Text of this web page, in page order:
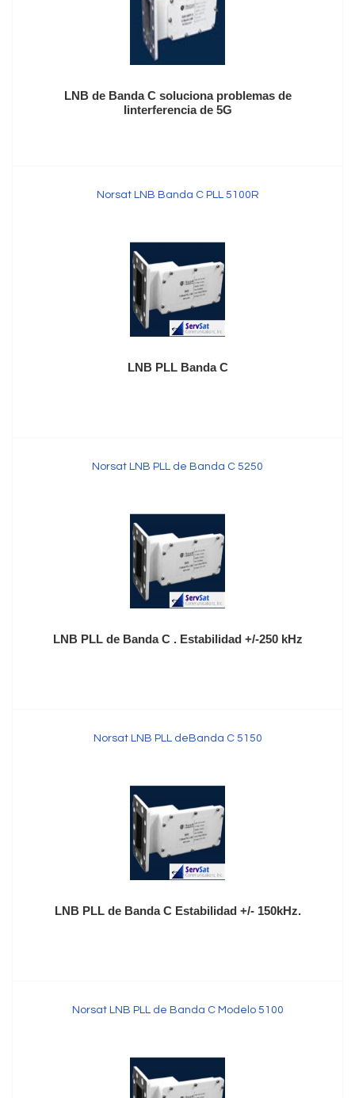
LNB de Banda C soluciona problemas de
Iinterferencia de 5G
Norsat LNB Banda C PLL 5100R
LNB PLL Banda C
Norsat LNB PLL de Banda C 5250
LNB PLL de Banda C . Estabilidad +/-250 kHz
Norsat LNB PLL deBanda C 5150
LNB PLL de Banda C Estabilidad +/- 150kHz.
Norsat LNB PLL de Banda C Modelo 5100